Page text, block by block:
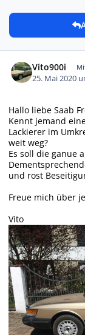
Vito900i
25. Mai 2020
Hallo liebe Saab
Kennt jemand
Lackierer im
weit weg?
Es soll die ganue
und rost
Freue mich über
Vito